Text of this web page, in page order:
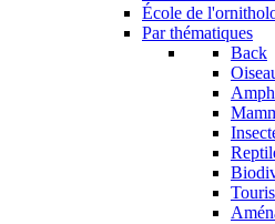
École de
Par thématiques
Back